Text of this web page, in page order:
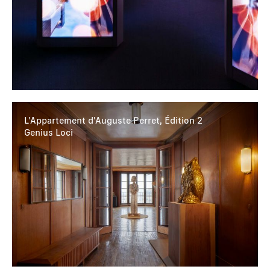
L'Appartement d'Auguste Perret, Édition 2
Genius Loci